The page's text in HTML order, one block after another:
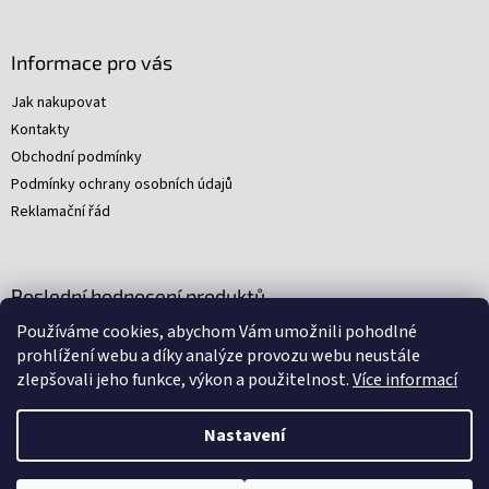
Používáme cookies, abychom Vám umožnili pohodlné
prohlížení webu a díky analýze provozu webu neustále
zlepšovali jeho funkce, výkon a použitelnost.Více informací
Nastavení
Informace pro vás
Jak nakupovat
Kontakty
Obchodní podmínky
Podmínky ochrany osobních údajů
Reklamační řád
Poslední hodnocení produktů
Young Indiana Jones a poklad na plantáži (A)
Hodnocení produktu je 5 z 5 hvězdiček.
|
Remedio Digital|Zbyněk Svoboda
Shoptet